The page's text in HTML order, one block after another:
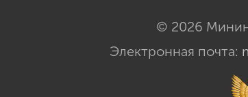
© 2026
Электронная почта: